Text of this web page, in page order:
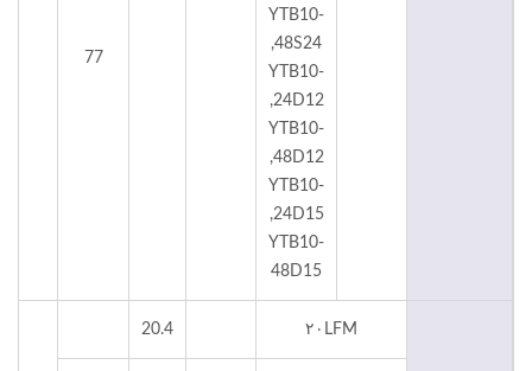
YTB10-
48S24,
YTB10-
24D12,
YTB10-
48D12,
YTB10-
24D15,
YTB10-
48D15
77
۲۰LFM 20.4